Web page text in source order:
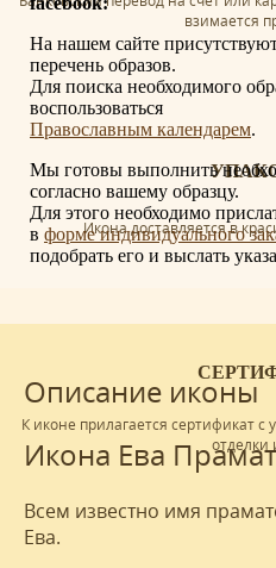
взимается
Икона доставляется в
К иконе прилагается сертификат
отделки
На нашем сайте
перечень образов.
Для поиска необходимого
воспользоваться
Православным календарем.
Мы готовы выполнить
согласно вашему образцу.
Для этого необходимо
в форме индивидуального
подобрать его и выслать
Описание иконы
Икона Ева
Всем известно имя
Ева.